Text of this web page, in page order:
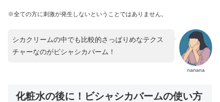
※全ての方に刺激が発生しないということではありません。
nanana
シカクリームの中でも比較的さっぱりめなテクス
チャーなのがビシャシカバーム！
化粧水の後に！ビシャシカバームの使い方